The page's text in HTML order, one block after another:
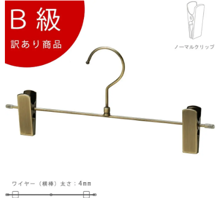
2024年12月12日